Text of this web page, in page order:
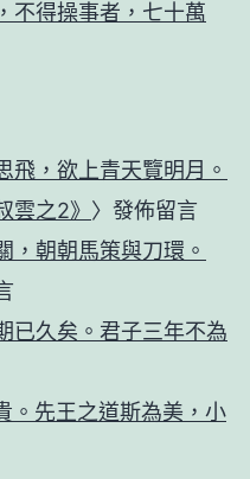
不得操事者，七十萬
飛，欲上青天覽明月。
雲之2》 〉發佈留言
，朝朝馬策與刀環。
已久矣。君子三年不為
。先王之道斯為美，小